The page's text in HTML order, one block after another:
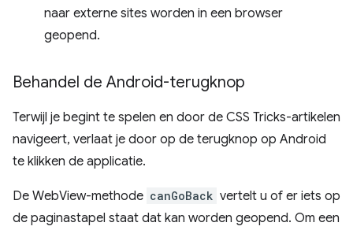
naar externe sites worden in een browser
geopend.
Behandel de Android-terugknop
Terwijl je begint te spelen en door de CSS Tricks-artikelen
navigeert, verlaat je door op de terugknop op Android
te klikken de applicatie.
De WebView-methode canGoBack vertelt u of er iets op
de paginastapel staat dat kan worden geopend. Om een